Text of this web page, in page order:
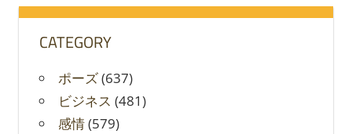
CATEGORY
ポーズ(637)
ビジネス (481)
感情(579)